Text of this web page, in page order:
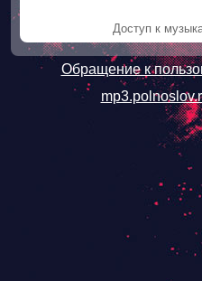
Доступ к
Обращение к